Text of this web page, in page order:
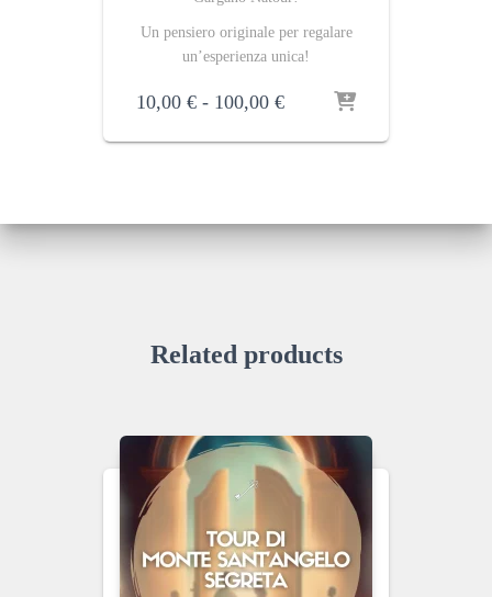
Un pensiero originale per regalare
un’esperienza unica!
10,00 € - 100,00 €Fascia
prezzo:
100,00 €
Related products